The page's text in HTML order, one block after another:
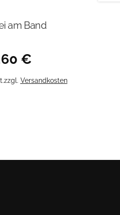
am Band
€
zzgl. Versandkosten